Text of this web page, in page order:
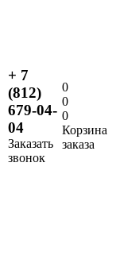
+ 7
(812)
679-04-
04
Заказать
звонок
0
0
0
Корзина
заказа